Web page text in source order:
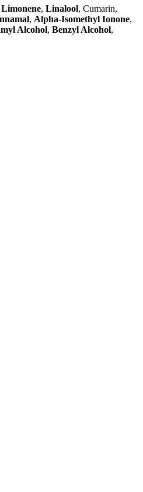
Limonene, Linalool, Cumarin,
, Alpha-Isomethyl Ionone,
Alcohol, Benzyl Alcohol,